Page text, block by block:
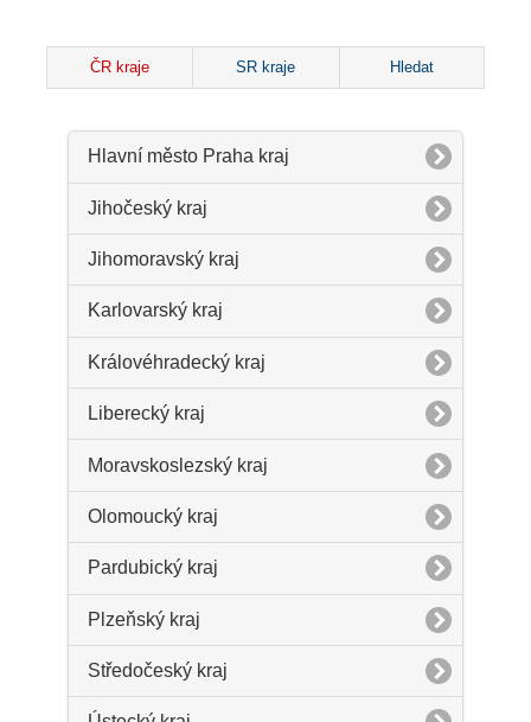
ČR kraje SR kraje Hledat
Hlavní město Praha kraj
Jihočeský kraj
Jihomoravský kraj
Karlovarský kraj
Královéhradecký kraj
Liberecký kraj
Moravskoslezský kraj
Olomoucký kraj
Pardubický kraj
Plzeňský kraj
Středočeský kraj